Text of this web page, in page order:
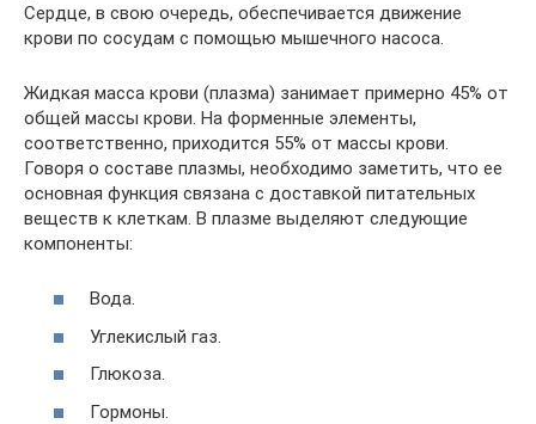
Сердце, в свою очередь, обеспечивается движение
крови по сосудам с помощью мышечного насоса.
Жидкая масса крови (плазма) занимает примерно 45% от
общей массы крови. На форменные элементы,
соответственно, приходится 55% от массы крови.
Говоря о составе плазмы, необходимо заметить, что ее
основная функция связана с доставкой питательных
веществ к клеткам. В плазме выделяют следующие
компоненты:
Вода.
Углекислый газ.
Глюкоза.
Гормоны.